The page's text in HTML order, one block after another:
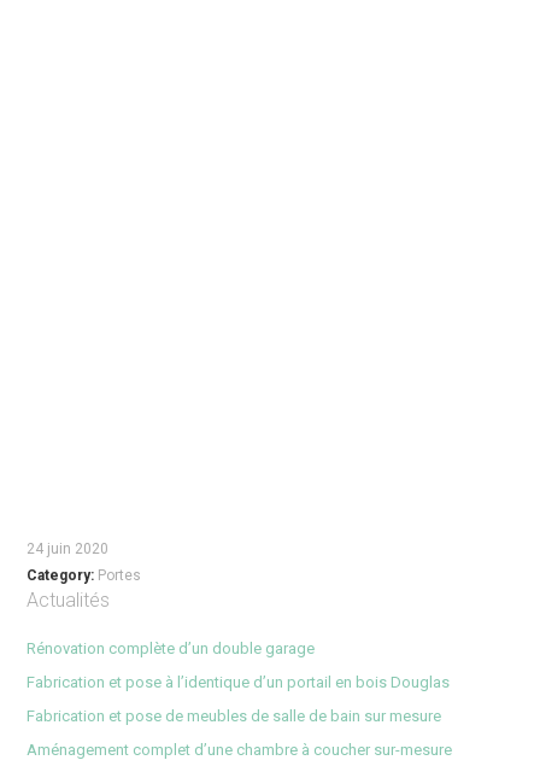
24 juin 2020
Category: Portes
Actualités
Rénovation complète d’un double garage
Fabrication et pose à l’identique d’un portail en bois Douglas
Fabrication et pose de meubles de salle de bain sur mesure
Aménagement complet d’une chambre à coucher sur-mesure